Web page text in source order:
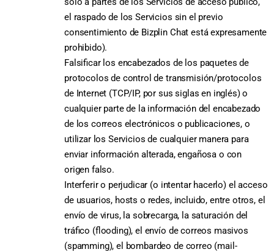
el raspado de los Servicios sin el previo
consentimiento de Bizplin Chat está expresamente
prohibido).
Falsificar los encabezados de los paquetes de
protocolos de control de transmisión/protocolos
de Internet (TCP/IP, por sus siglas en inglés) o
cualquier parte de la información del encabezado
de los correos electrónicos o publicaciones, o
utilizar los Servicios de cualquier manera para
enviar información alterada, engañosa o con
origen falso.
Interferir o perjudicar (o intentar hacerlo) el acceso
de usuarios, hosts o redes, incluido, entre otros, el
envío de virus, la sobrecarga, la saturación del
tráfico (flooding), el envío de correos masivos
(spamming), el bombardeo de correo (mail-